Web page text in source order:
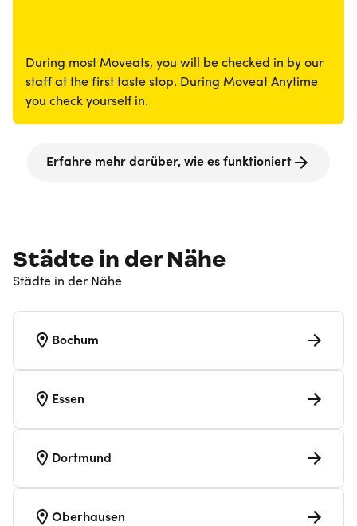
During most Moveats, you will be checked in by our
staff at the first taste stop. During Moveat Anytime
you check yourself in.
Erfahre mehr darüber, wie es funktioniert
Städte in der Nähe
Städte in der Nähe
Bochum
Essen
Dortmund
Oberhausen